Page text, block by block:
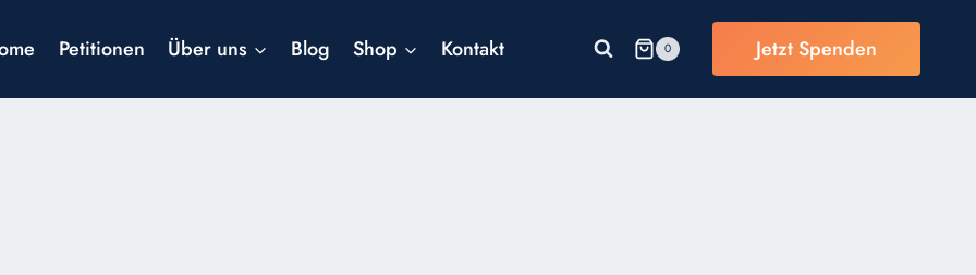
Petitionen Über uns Blog Shop Kontakt 0 Jetzt Spenden